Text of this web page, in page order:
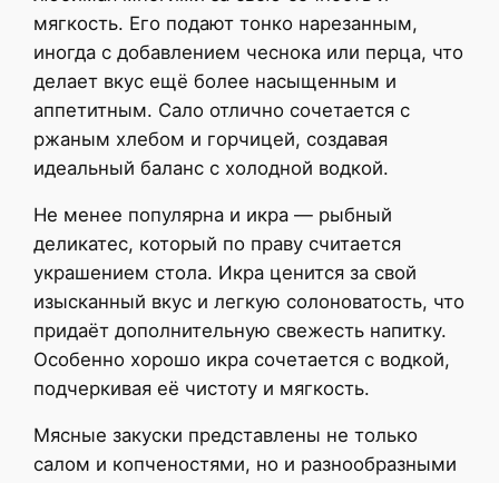
мягкость. Его подают тонко нарезанным,
иногда с добавлением чеснока или перца, что
делает вкус ещё более насыщенным и
аппетитным. Сало отлично сочетается с
ржаным хлебом и горчицей, создавая
идеальный баланс с холодной водкой.
Не менее популярна и икра — рыбный
деликатес, который по праву считается
украшением стола. Икра ценится за свой
изысканный вкус и легкую солоноватость, что
придаёт дополнительную свежесть напитку.
Особенно хорошо икра сочетается с водкой,
подчеркивая её чистоту и мягкость.
Мясные закуски представлены не только
салом и копченостями, но и разнообразными